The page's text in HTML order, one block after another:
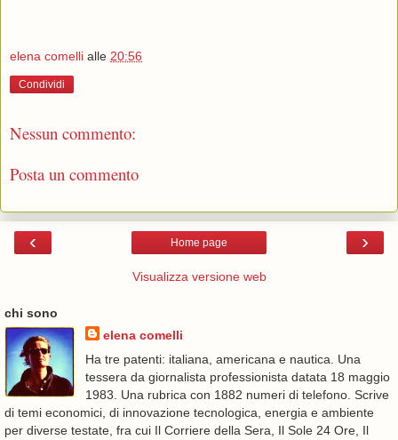
elena comelli alle 20:56
Condividi
Nessun commento:
Posta un commento
‹ ›
Home page
Visualizza versione web
chi sono
elena comelli
Ha tre patenti: italiana, americana e nautica. Una
tessera da giornalista professionista datata 18 maggio
1983. Una rubrica con 1882 numeri di telefono. Scrive
di temi economici, di innovazione tecnologica, energia e ambiente
per diverse testate, fra cui Il Corriere della Sera, Il Sole 24 Ore, Il